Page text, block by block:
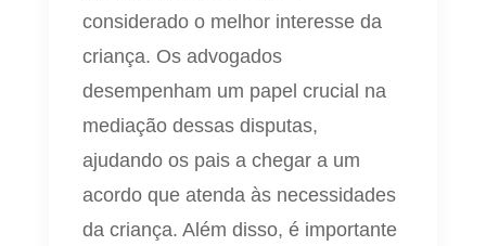
considerado o melhor interesse da
criança. Os advogados
desempenham um papel crucial na
mediação dessas disputas,
ajudando os pais a chegar a um
acordo que atenda às necessidades
da criança. Além disso, é importante